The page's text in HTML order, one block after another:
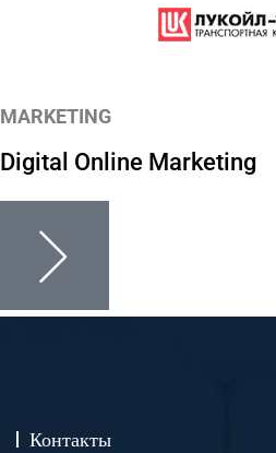
MARKETING
Digital Online Marketing
Контакты